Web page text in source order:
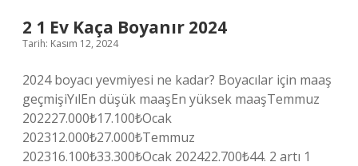
2 1 Ev Kaça Boyanır 2024
Tarih: Kasım 12, 2024
2024 boyacı yevmiyesi ne kadar? Boyacılar için maaş
geçmişiYılEn düşük maaşEn yüksek maaşTemmuz
202227.000₺17.100₺Ocak
202312.000₺27.000₺Temmuz
202316.100₺33.300₺Ocak 202422.700₺44. 2 artı 1